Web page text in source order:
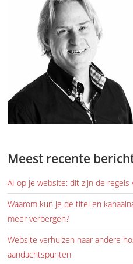
Meest recente
AI op je website: dit zijn de regels
Waarom kun je de titel en
meer verbergen?
Website verhuizen naar andere
aandachtspunten